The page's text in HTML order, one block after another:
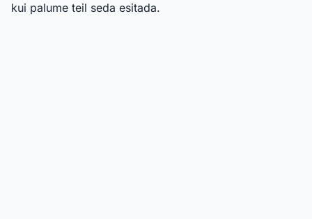
kui palume teil seda esitada.